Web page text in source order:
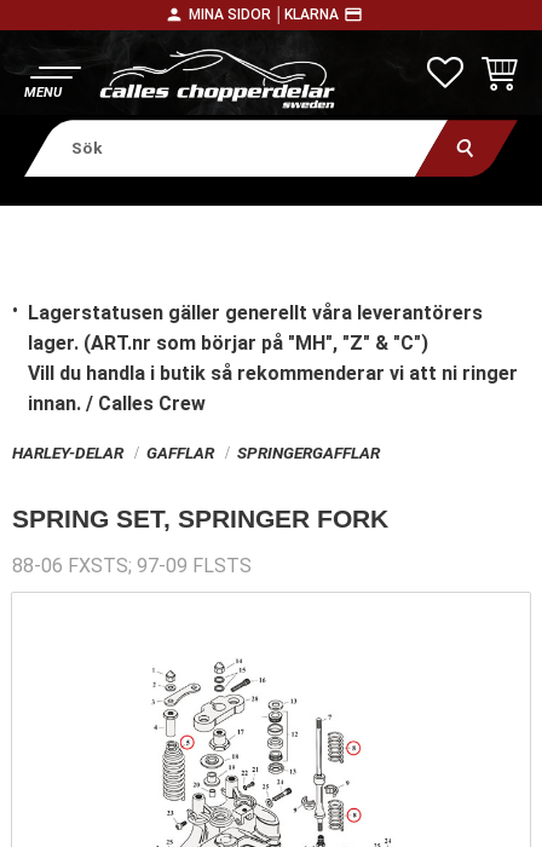
person MINA SIDOR │ KLARNA payment
Lagerstatusen gäller generellt våra leverantörers
lager. (ART.nr som börjar på "MH", "Z" & "C")
Vill du handla i butik så rekommenderar vi att ni ringer
innan. / Calles Crew
HARLEY-DELAR GAFFLAR SPRINGERGAFFLAR
SPRING SET, SPRINGER FORK
88-06 FXSTS; 97-09 FLSTS